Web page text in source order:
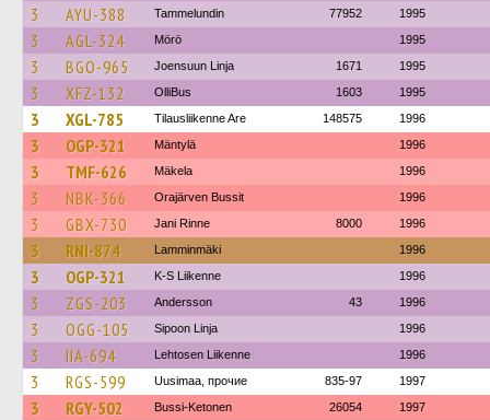
3 AYU-388 Tammelundin 77952 1995
3 AGL-324 Mörö 1995
3 BGO-965 Joensuun Linja 1671 1995
3 XFZ-132 OlliBus 1603 1995
3 XGL-785 Tilausliikenne Are 148575 1996
3 OGP-321 Mäntylä 1996
3 TMF-626 Mäkela 1996
3 NBK-366 Orajärven Bussit 1996
3 GBX-730 Jani Rinne 8000 1996
3 RNI-874 Lamminmäki 1996
3 OGP-321 K-S Liikenne 1996
3 ZGS-203 Andersson 43 1996
3 OGG-105 Sipoon Linja 1996
3 IIA-694 Lehtosen Liikenne 1996
3 RGS-599 Uusimaa, прочие 835-97 1997
3 RGY-502 Bussi-Ketonen 26054 1997